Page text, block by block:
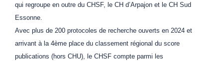
qui regroupe en outre du CHSF, le CH d’Arpajon et le CH Sud
Essonne.
Avec plus de 200 protocoles de recherche ouverts en 2024 et
arrivant à la 4ème place du classement régional du score
publications (hors CHU), le CHSF compte parmi les